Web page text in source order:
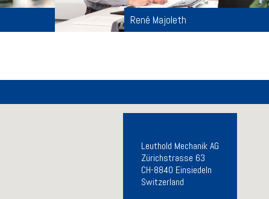
René Majoleth
Leuthold Mechanik AG
Zürichstrasse 63
CH-8840 Einsiedeln
Switzerland